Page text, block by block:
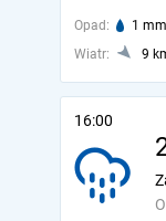
Opad: 1 mm
Wiatr:
9
16:00